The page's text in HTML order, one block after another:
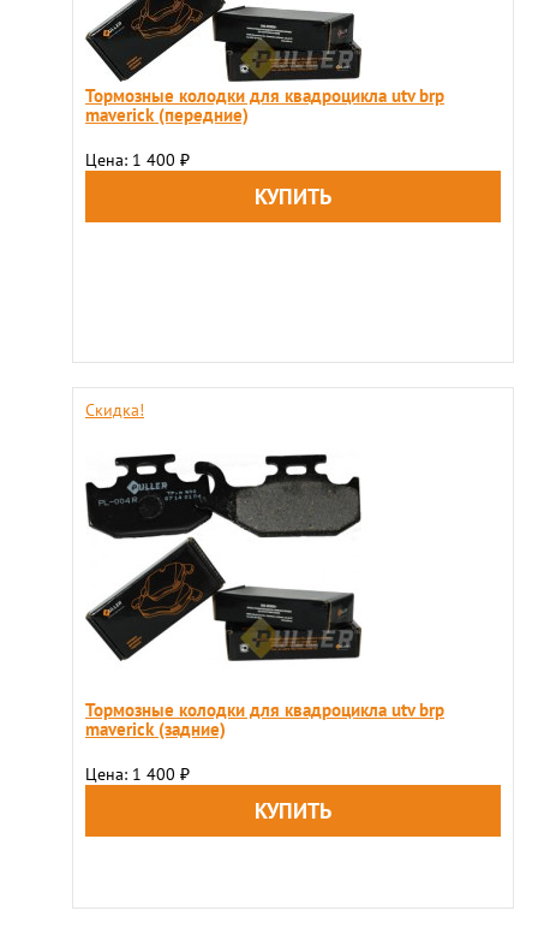
Тормозные колодки для квадроцикла utv brp
maveriсk (передние)
Цена: 1 400 ₽
Скидка!
Тормозные колодки для квадроцикла utv brp
maveriсk (задние)
Цена: 1 400 ₽